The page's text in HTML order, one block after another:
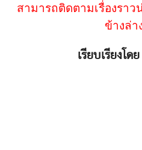
สามารถติดตามเรื่องราว
ข้างล่า
เรียบเรียงโดย